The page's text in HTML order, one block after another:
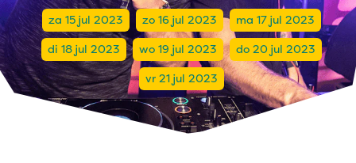
za 15 jul 2023 zo 16 jul 2023 ma 17 jul 2023
di 18 jul 2023 wo 19 jul 2023 do 20 jul 2023
vr 21 jul 2023